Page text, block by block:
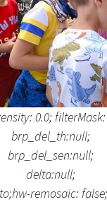
0.0;
brp_del_th:null;
brp_del_sen:null;
delta:null;
remosaic: